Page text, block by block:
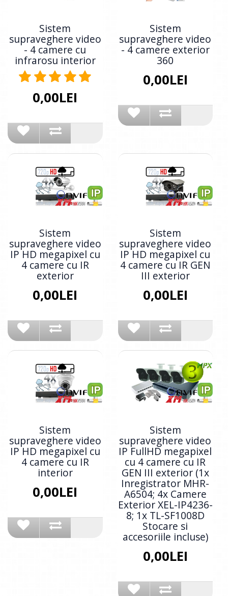
Sistem
supraveghere video
- 4 camere cu
infrarosu interior
0,00LEI
Sistem
supraveghere video
- 4 camere exterior
360
0,00LEI
Sistem
supraveghere video
IP HD megapixel cu
4 camere cu IR
exterior
0,00LEI
Sistem
supraveghere video
IP HD megapixel cu
4 camere cu IR GEN
III exterior
0,00LEI
Sistem
supraveghere video
IP HD megapixel cu
4 camere cu IR
interior
0,00LEI
Sistem
supraveghere video
IP FullHD megapixel
cu 4 camere cu IR
GEN III exterior (1x
Inregistrator MHR-
A6504; 4x Camere
Exterior XEL-IP4236-
8; 1x TL-SF1008D
Stocare si
accesoriile incluse)
0,00LEI